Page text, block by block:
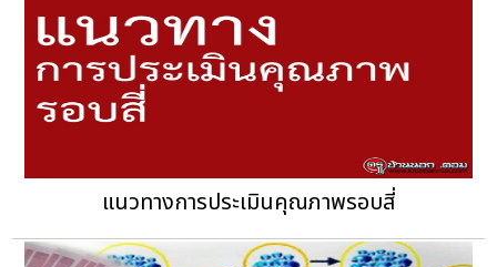
แนวทางการประเมินคุณภาพรอบสี่